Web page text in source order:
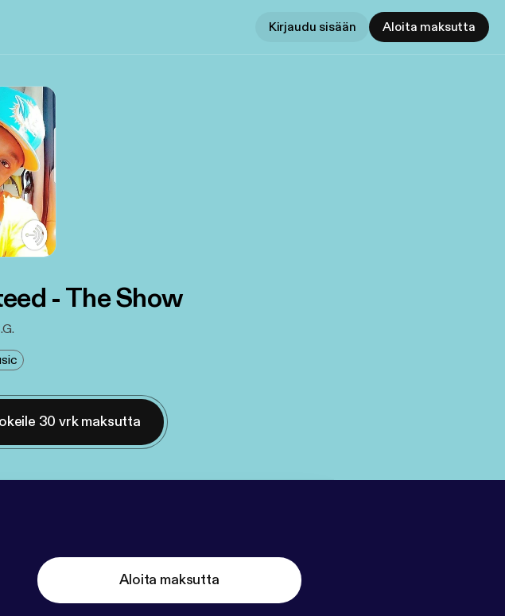
Kirjaudu sisään Aloita maksutta
- The Show
30 vrk maksutta
Aloita maksutta